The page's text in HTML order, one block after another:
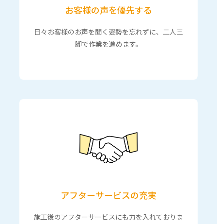
お客様の声を優先する
日々お客様のお声を聞く姿勢を忘れずに、二人三
脚で作業を進めます。
アフターサービスの充実
施工後のアフターサービスにも力を入れておりま